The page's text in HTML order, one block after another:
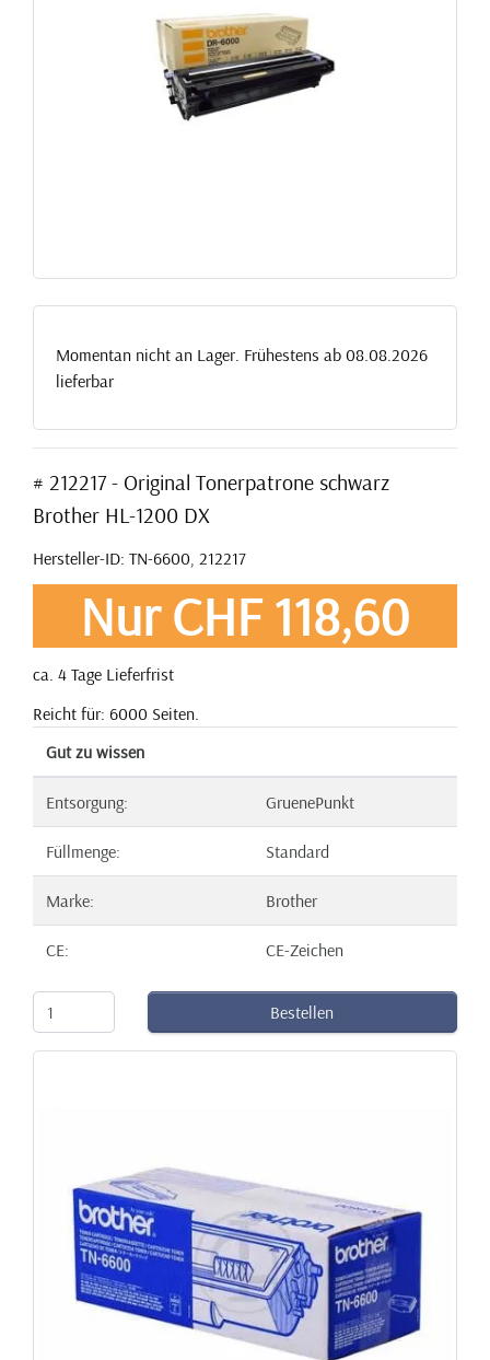
Momentan nicht an Lager. Frühestens ab 08.08.2026
lieferbar
# 212217 - Original Tonerpatrone schwarz
Brother HL-1200 DX
Hersteller-ID: TN-6600, 212217
Nur CHF 118,60
ca. 4 Tage Lieferfrist
Reicht für: 6000 Seiten.
Gut zu wissen
Entsorgung: GruenePunkt
Füllmenge: Standard
Marke: Brother
CE: CE-Zeichen
Bestellen